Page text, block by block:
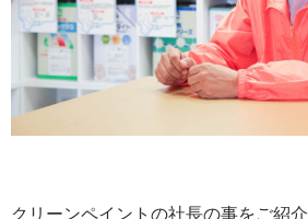
クリーンペイントの社長の事をご紹介